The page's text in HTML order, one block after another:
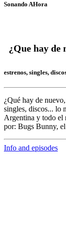
Sonando AHora
¿Que hay de
estrenos, singles,
¿Qué hay de
singles, discos... lo
Argentina y todo el
por: Bugs Bunny,
Info and episodes